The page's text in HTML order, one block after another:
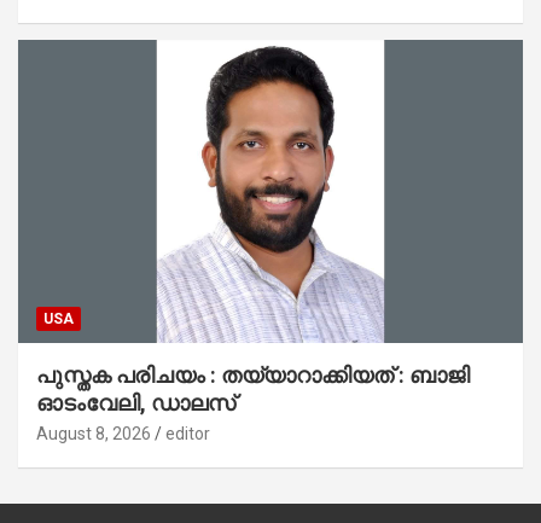
USA
പുസ്തക പരിചയം : തയ്യാറാക്കിയത് : ബാജി
ഓടംവേലി, ഡാലസ്
August 8, 2026 editor